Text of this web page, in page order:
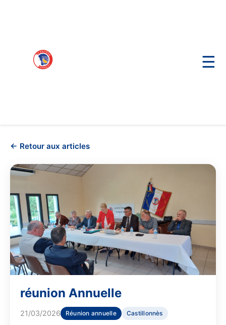
☰
← Retour aux articles
réunion Annuelle
21/03/2026 Réunion annuelle Castillonnès